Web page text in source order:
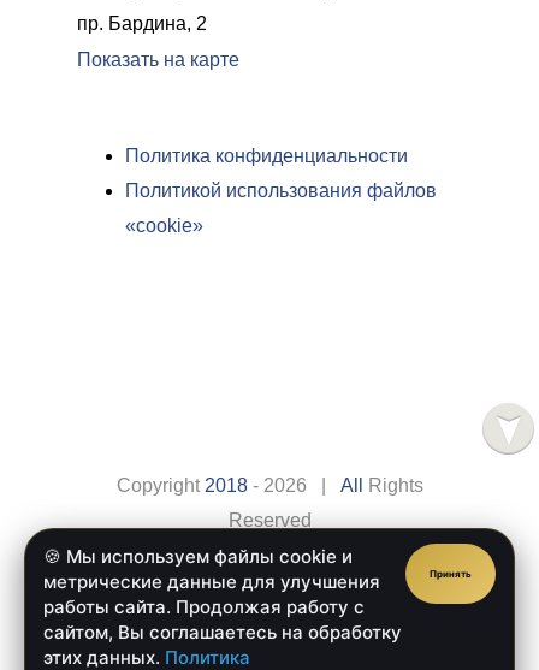
🍪 Мы используем файлы cookie и
метрические данные для улучшения
работы сайта. Продолжая работу с
сайтом, Вы соглашаетесь на обработку
этих данных. Политика
Принять
пр. Бардина, 2
Показать на карте
Политика конфиденциальности
Политикой использования файлов
«cookie»
Copyright2018- 2026 | All
Rights
Reserved
Сайт разработан компанией Веб-сайт.рус
Главная
Оплата
Доставка
Обратная Связь